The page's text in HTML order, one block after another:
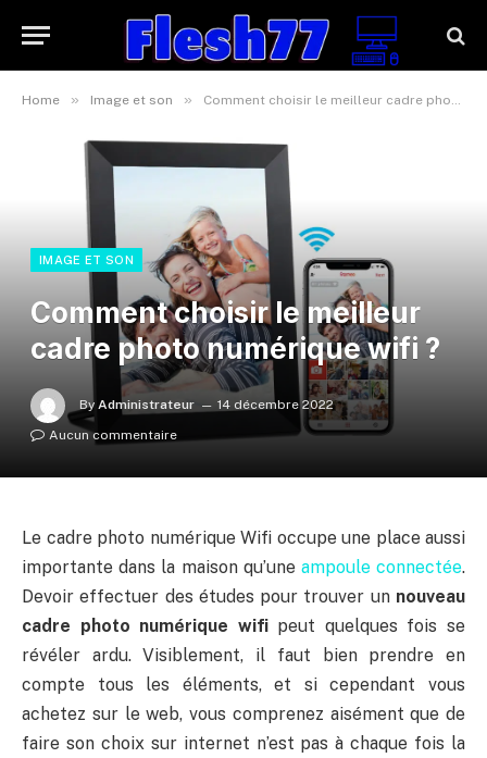
Home » Image et son » Comment choisir le meilleur cadre photo numérique wifi ?
IMAGE ET SON
Comment choisir le meilleur
cadre photo numérique wifi ?
By Administrateur
14 décembre 2022
Aucun commentaire
Le cadre photo numérique Wifi occupe une place aussi
importante dans la maison qu’une ampoule connectée.
Devoir effectuer des études pour trouver un nouveau
cadre photo numérique wifipeut quelques fois se
révéler ardu. Visiblement, il faut bien prendre en
compte tous les éléments, et si cependant vous
achetez sur le web, vous comprenez aisément que de
faire son choix sur internet n’est pas à chaque fois la